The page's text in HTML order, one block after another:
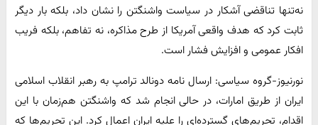
نه‌تنها تناقضی آشکار در سیاست واشنگتن را نشان داد، بلکه بار دیگر
ثابت کرد که هدف واقعی آمریکا از طرح مذاکره، نه تفاهم، بلکه فریب
افکار عمومی و افزایش فشار است.
نورنیوز-گروه سیاسی: ارسال نامه دونالد ترامپ به رهبر انقلاب اسلامی
ایران از طریق امارات، در حالی انجام شد که واشنگتن هم‌زمان با این
اقدام، تحریم‌های گسترده‌ای را علیه ایران اعمال کرد. این تحریم‌ها که